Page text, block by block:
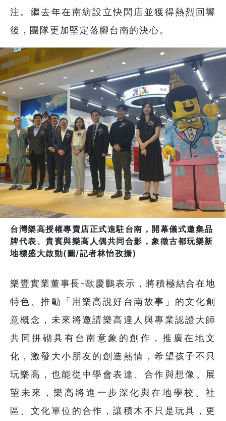
注。繼去年在南紡設立快閃店並獲得熱烈回響
後，團隊更加堅定落腳台南的決心。
台灣樂高授權專賣店正式進駐台南，開幕儀式邀集品
牌代表、貴賓與樂高人偶共同合影，象徵古都玩樂新
地標盛大啟動(圖/記者林怡孜攝)
樂豐實業董事長-歐慶鵬表示，將積極結合在地
特色、推動「用樂高說好台南故事」的文化創
意概念，未來將邀請樂高達人與專業認證大師
共同拼砌具有台南意象的創作，推廣在地文
化，激發大小朋友的創造熱情，希望孩子不只
玩樂高，也能從中學會表達、合作與想像。展
望未來，樂高將進一步深化與在地學校、社
區、文化單位的合作，讓積木不只是玩具，更